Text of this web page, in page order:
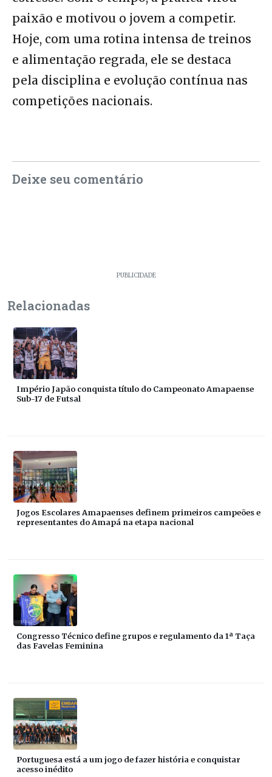
paixão e motivou o jovem a competir.
Hoje, com uma rotina intensa de treinos
e alimentação regrada, ele se destaca
pela disciplina e evolução contínua nas
competições nacionais.
Deixe seu comentário
PUBLICIDADE
Relacionadas
Império Japão conquista título do Campeonato Amapaense
Sub-17 de Futsal
Jogos Escolares Amapaenses definem primeiros campeões e
representantes do Amapá na etapa nacional
Congresso Técnico define grupos e regulamento da 1ª Taça
das Favelas Feminina
Portuguesa está a um jogo de fazer história e conquistar
acesso inédito